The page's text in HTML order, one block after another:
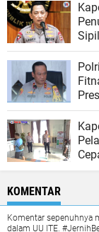
Sipil
KOMENTAR
Komentar sepenuhnya
dalam UU ITE.